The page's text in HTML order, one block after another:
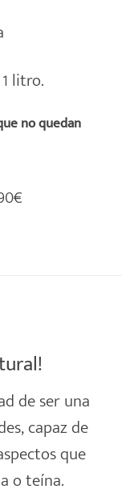
litro.
no quedan
de ser una
capaz de
que
o teína.